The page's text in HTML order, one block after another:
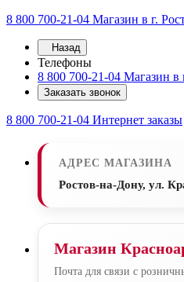
8 800 700-21-04 Магазин в г.
Назад
Телефоны
8 800 700-21-04 Магазин в
Заказать звонок
8 800 700-21-04 Интернет заказы
АДРЕС МАГАЗИНА
Ростов-на-Дону, ул.
Магазин
Почта для связи с